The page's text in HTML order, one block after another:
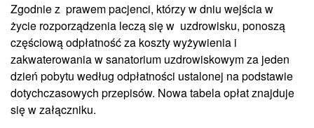
Zgodnie z prawem pacjenci, którzy w dniu wejścia w
życie rozporządzenia leczą się w uzdrowisku, ponoszą
częściową odpłatność za koszty wyżywienia i
zakwaterowania w sanatorium uzdrowiskowym za jeden
dzień pobytu według odpłatności ustalonej na podstawie
dotychczasowych przepisów. Nowa tabela opłat znajduje
się w załączniku.